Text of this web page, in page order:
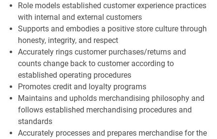
Role models established customer experience practices
with internal and external customers
Supports and embodies a positive store culture through
honesty, integrity, and respect
Accurately rings customer purchases/returns and
counts change back to customer according to
established operating procedures
Promotes credit and loyalty programs
Maintains and upholds merchandising philosophy and
follows established merchandising procedures and
standards
Accurately processes and prepares merchandise for the